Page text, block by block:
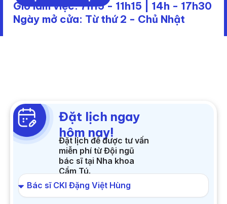
Giờ làm việc: 7h15 - 11h15 | 14h - 17h30
Ngày mở cửa: Từ thứ 2 - Chủ Nhật
Đặt lịch ngay
hôm nay!
Đặt lịch để được tư vấn
miễn phí từ Đội ngũ
bác sĩ tại Nha khoa
Cẩm Tú.